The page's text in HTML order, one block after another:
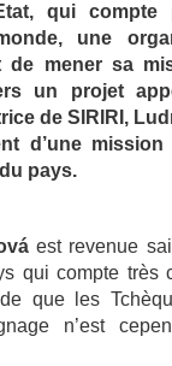
qui compte
une
de mener sa
un projet
de SIRIRI,
d’une
pays.
est revenue
qui compte très
que les
n’est